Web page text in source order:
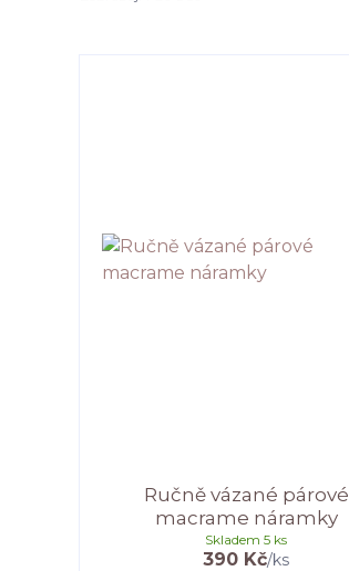
Ručně vázané párové
macrame náramky
390 Kč/ks
Skladem 5 ks